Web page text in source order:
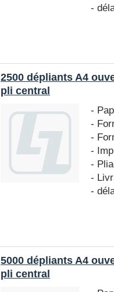
-
2500 dépliants A4
pli central
-
-
-
-
-
-
-
5000 dépliants A4
pli central